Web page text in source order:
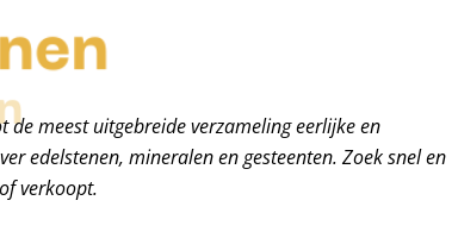
de meest uitgebreide verzameling eerlijke en
edelstenen, mineralen en gesteenten. Zoek snel en
verkoopt.